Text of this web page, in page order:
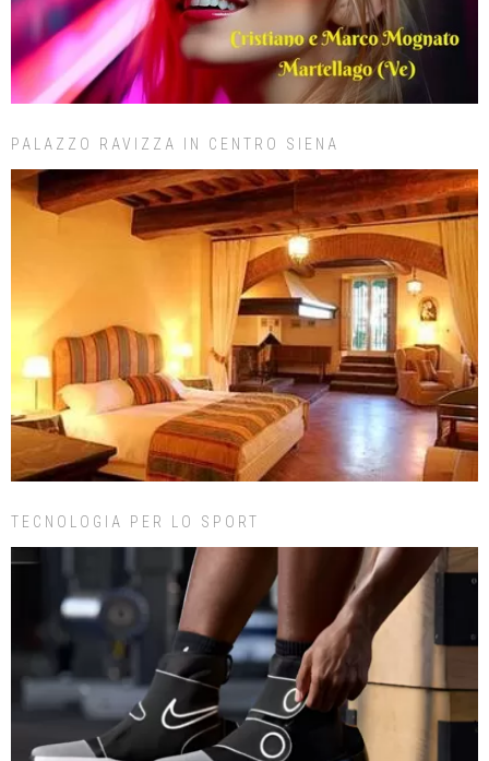
PALAZZO RAVIZZA IN CENTRO SIENA
TECNOLOGIA PER LO SPORT